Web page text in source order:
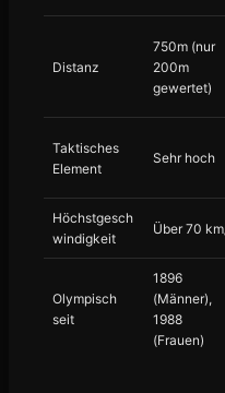
Distanz
750m (nur
200m
gewertet)
Taktisches
Element
Sehr hoch
Höchstgesch
windigkeit
Über 70
Olympisch
seit
1896
(Männer),
1988
(Frauen)